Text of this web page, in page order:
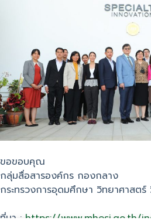
ขอขอบคุณ
กลุ่มสื่อสารองค์กร กองกลาง
กระทรวงการอุดมศึกษา วิทยาศาสตร์
ที่มา : https://www.mhesi.go.th/